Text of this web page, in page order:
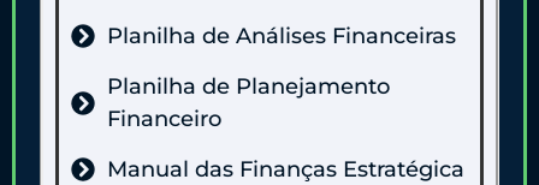
Planilha de Análises Financeiras
Planilha de Planejamento
Financeiro
Manual das Finanças Estratégica